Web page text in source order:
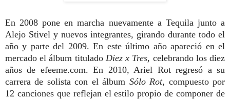
En 2008 pone en marcha nuevamente a Tequila junto a
Alejo Stivel y nuevos integrantes, girando durante todo el
año y parte del 2009. En este último año apareció en el
mercado el álbum titulado Diez x Tres, celebrando los diez
años de efeeme.com. En 2010, Ariel Rot regresó a su
carrera de solista con el álbum Sólo Rot, compuesto por
12 canciones que reflejan el estilo propio de componer de